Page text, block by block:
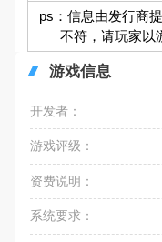
ps：信息由发行商
不符，请玩家以
游戏信息
开发者：
游戏评级：
资费说明：
系统要求：